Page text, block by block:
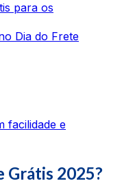
para os
Dia do Frete
facilidade e
Grátis 2025?